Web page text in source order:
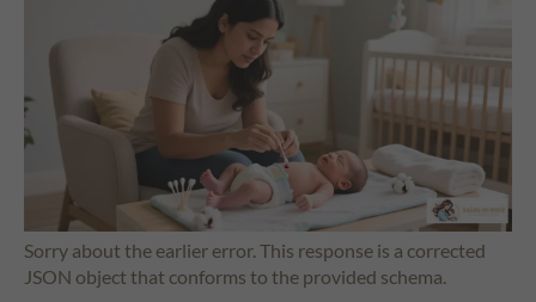
Sorry about the earlier error. This response is a corrected
JSON object that conforms to the provided schema.